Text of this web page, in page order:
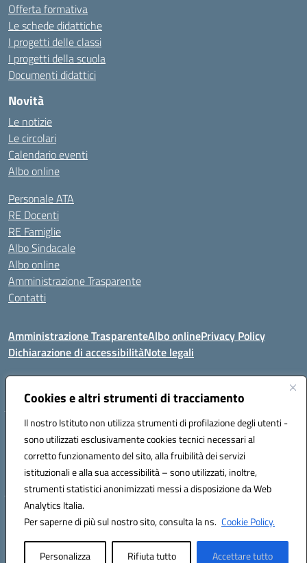
Cookies e altri strumenti di tracciamento
Il nostro Istituto non utilizza strumenti di profilazione degli utenti -
sono utilizzati esclusivamente cookies tecnici necessari al
corretto funzionamento del sito, alla fruibilità dei servizi
istituzionali e alla sua accessibilità – sono utilizzati, inoltre,
strumenti statistici anonimizzati messi a disposizione da Web
Analytics Italia.
Per saperne di più sul nostro sito, consulta la ns. Cookie Policy.
Personalizza Rifiuta tutto Accettare tutto
Offerta formativa
Le schede didattiche
I progetti delle classi
I progetti della scuola
Documenti didattici
Novità
Le notizie
Le circolari
Calendario eventi
Albo online
Personale ATA
RE Docenti
RE Famiglie
Albo Sindacale
Albo online
Amministrazione Trasparente
Contatti
Amministrazione TrasparenteAlbo onlinePrivacy Policy
Dichiarazione di accessibilitàNote legali
Codice fiscale: 81000450908 Codice meccanografico: SSIC80600X
Telefono: 079714035 Fax: 079716128
Mail: SSIC80600X@istruzione.it PEC: SSIC80600X@pec.istruzione.it
Hosting & Powered by 3D Solution S.r.l.
Concept & Design by Designers Italia